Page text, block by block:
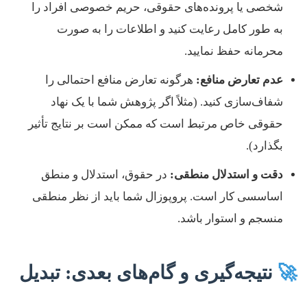
شخصی یا پرونده‌های حقوقی، حریم خصوصی افراد را
به طور کامل رعایت کنید و اطلاعات را به صورت
محرمانه حفظ نمایید.
عدم تعارض منافع: هرگونه تعارض منافع احتمالی را
شفاف‌سازی کنید. (مثلاً اگر پژوهش شما با یک نهاد
حقوقی خاص مرتبط است که ممکن است بر نتایج تأثیر
بگذارد).
دقت و استدلال منطقی: در حقوق، استدلال و منطق
اساسسی کار است. پروپوزال شما باید از نظر منطقی
منسجم و استوار باشد.
🚀 نتیجه‌گیری و گام‌های بعدی: تبدیل